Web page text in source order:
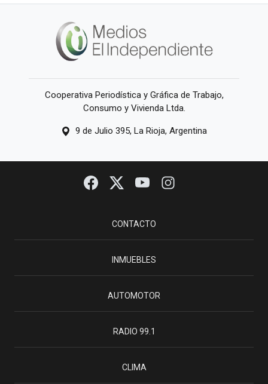
Cooperativa Periodística y Gráfica de Trabajo,
Consumo y Vivienda Ltda.
9 de Julio 395, La Rioja, Argentina
CONTACTO
INMUEBLES
AUTOMOTOR
RADIO 99.1
CLIMA